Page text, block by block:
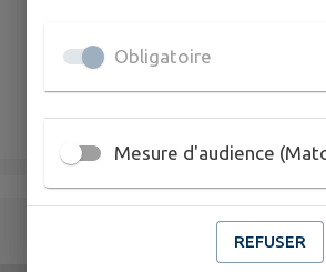
Obligatoire
Mesure d'audience
REFUSER